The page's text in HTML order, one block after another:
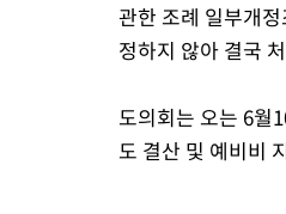
관한 조례 일부개
정하지 않아 결국
도의회는 오는 6월
도 결산 및 예비비